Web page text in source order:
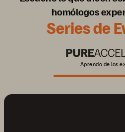
homólogos
Series de
Aprenda de los